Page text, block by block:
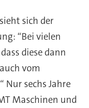
sich der
“Bei vielen
diese dann
vom
Nur sechs Jahre
Maschinen und